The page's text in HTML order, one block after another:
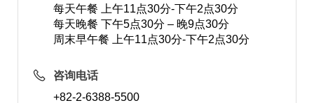
每天午餐 上午11点30分-下午2点30分
每天晚餐 下午5点30分 – 晚9点30分
周末早午餐 上午11点30分-下午2点30分
咨询电话
+82-2-6388-5500